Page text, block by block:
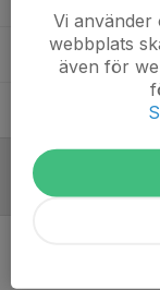
Johan
Markus
Referat
Vi
webbplats
även för